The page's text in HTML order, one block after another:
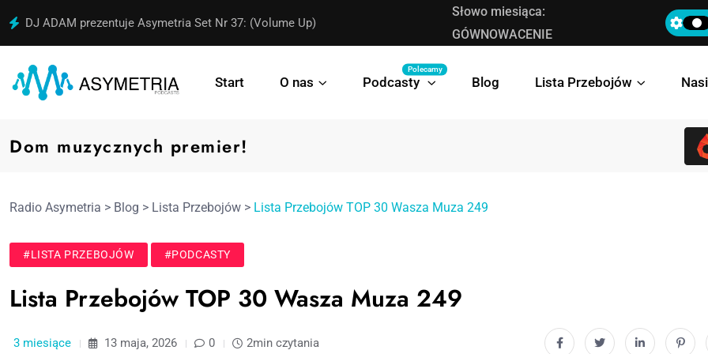
DJ ADAM prezentuje Asymetria Set Nr 37: (Volume Up) Bovska prezentuje teledysk do singla
Słowo miesiąca:
GÓWNOWACENIE
Start O nas Podcasty
Polecamy
Blog Lista Przebojów
Dom muzycznych premier!
Radio Asymetria > Blog > Lista Przebojów > Lista Przebojów TOP 30 Wasza Muza 249
#LISTA PRZEBOJÓW #PODCASTY
Lista Przebojów TOP 30 Wasza Muza 249
3 miesiące 13 maja, 2026 0 2min czytania